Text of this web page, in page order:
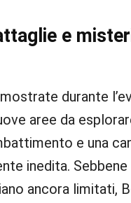
e
durante
aree da
e una
inedita.
ancora limitati,